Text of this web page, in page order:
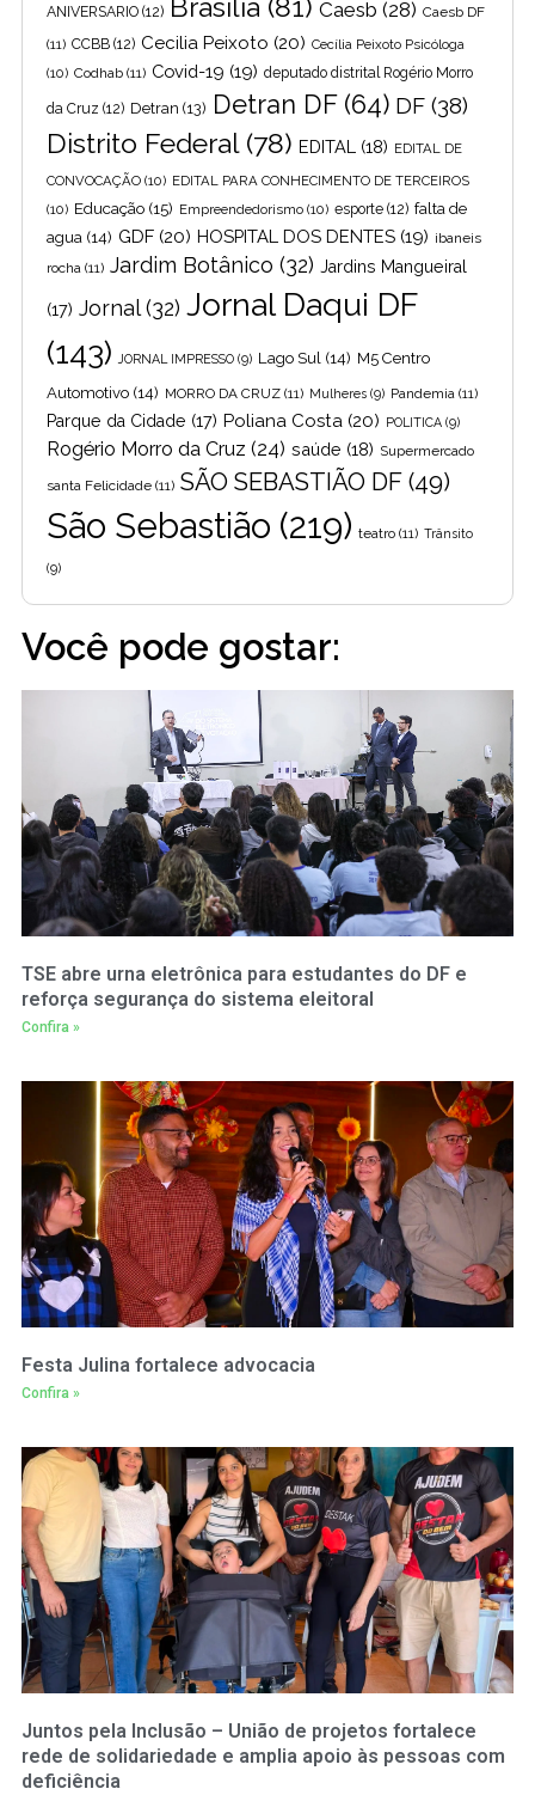
ANIVERSARIO (12) Brasília (81) Caesb (28) Caesb DF
(11) CCBB (12) Cecilia Peixoto (20) Cecília Peixoto Psicóloga
(10) Codhab (11) Covid-19 (19) deputado distrital Rogério Morro
da Cruz (12) Detran (13) Detran DF(64) DF (38)
Distrito Federal(78) EDITAL (18) EDITAL DE
CONVOCAÇÃO (10) EDITAL PARA CONHECIMENTO DE TERCEIROS
(10) Educação (15) Empreendedorismo (10) esporte (12) falta de
agua (14) GDF (20) HOSPITAL DOS DENTES (19) ibaneis
rocha (11) Jardim Botânico (32) Jardins Mangueiral
(17) Jornal(32) Jornal Daqui DF
(143)
JORNAL IMPRESSO (9) Lago Sul (14) M5 Centro
Automotivo (14) MORRO DA CRUZ (11) Mulheres (9) Pandemia (11)
Parque da Cidade (17) Poliana Costa (20) POLITICA (9)
Rogério Morro da Cruz (24) saúde (18) Supermercado
santa Felicidade (11) SÃO SEBASTIÃO DF (49)
São Sebastião (219) teatro (11) Trânsito
(9)
Você pode gostar:
TSE abre urna eletrônica para estudantes do DF e
reforça segurança do sistema eleitoral
Confira »
Festa Julina fortalece advocacia
Confira »
Juntos pela Inclusão – União de projetos fortalece
rede de solidariedade e amplia apoio às pessoas com
deficiência